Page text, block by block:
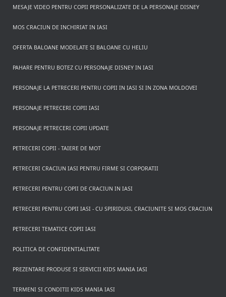
MESAJE VIDEO PENTRU COPII PERSONALIZATE DE LA PERSONAJE DISNEY
MOS CRACIUN DE INCHIRIAT IN IASI
OFERTA BALOANE MODELATE SI BALOANE CU HELIU
PAHARE PENTRU BOTEZ CU PERSONAJE DISNEY IN IASI
PERSONAJE LA PETRECERI PENTRU COPII IN IASI SI IN ZONA MOLDOVEI
PERSONAJE PETRECERI COPII IASI
PERSONAJE PETRECERI COPII UPDATE
PETRECERI COPII - TAIERE DE MOT
PETRECERI CRACIUN IASI PENTRU FIRME SI CORPORATII
PETRECERI PENTRU COPII DE CRACIUN IN IASI
PETRECERI PENTRU COPII IASI - CU SPIRIDUSI, CRACIUNITE SI MOS CRACIUN
PETRECERI TEMATICE COPII IASI
POLITICA DE CONFIDENTIALITATE
PREZENTARE PRODUSE SI SERVICII KIDS MANIA IASI
TERMENI SI CONDITII KIDS MANIA IASI